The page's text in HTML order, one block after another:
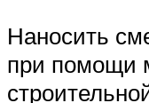
Наносить
при помощи